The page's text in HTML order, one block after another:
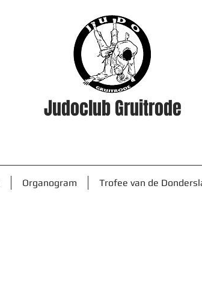
Judoclub Gruitrode
Organogram Trofee van de